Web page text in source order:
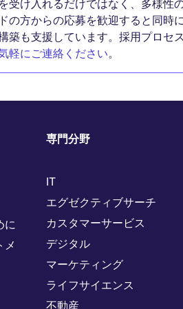
受け入れるだけではなく、多様性
の方からの応募を歓迎すると同時
築も支援しています。採用プロセ
軽にご連絡ください。
に
メ
専門分野
IT
エグゼクティブサーチ
カスタマーサービス
デジタル
マーケティング
ライフサイエンス
不動産